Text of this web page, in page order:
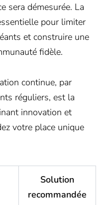
sera démesurée. La
pour limiter
et construire une
fidèle.
continue, par
réguliers, est la
innovation et
votre place unique
Solution
recommandée